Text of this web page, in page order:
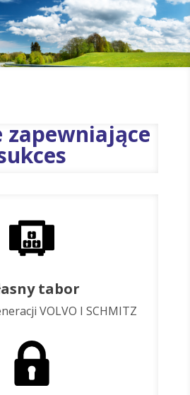
zapewniające
tabor
VOLVO I SCHMITZ